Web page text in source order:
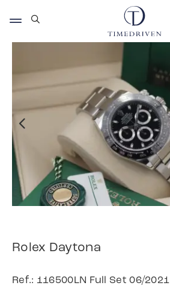
Rolex Daytona
Ref.: 116500LN Full Set 06/2021